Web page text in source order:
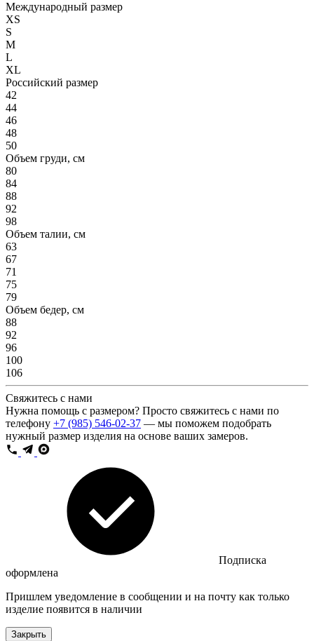
Международный размер
XS
S
M
L
XL
Российский размер
42
44
46
48
50
Объем груди, см
80
84
88
92
98
Объем талии, см
63
67
71
75
79
Объем бедер, см
88
92
96
100
106
Свяжитесь с нами
Нужна помощь с размером? Просто свяжитесь с нами по
телефону +7 (985) 546-02-37 — мы поможем подобрать
нужный размер изделия на основе ваших замеров.
Подписка
оформлена
Пришлем уведомление в сообщении и на почту как только
изделие появится в наличии
Закрыть